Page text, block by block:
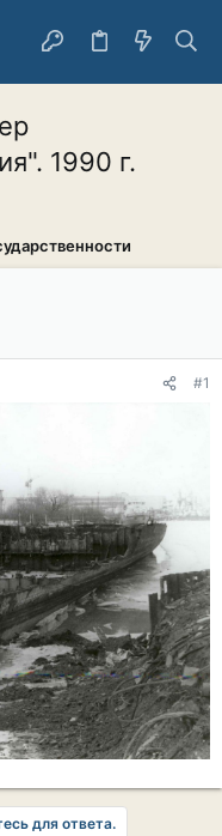
1990 г.
#1
для ответа.